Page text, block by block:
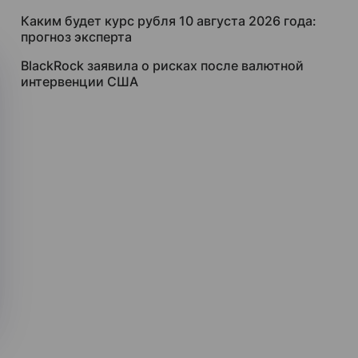
Каким будет курс рубля 10 августа 2026 года:
прогноз эксперта
BlackRock заявила о рисках после валютной
интервенции США